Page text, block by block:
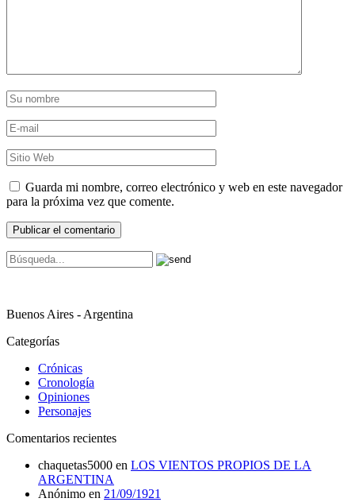
Guarda mi nombre, correo electrónico y web en este navegador
para la próxima vez que comente.
Buenos Aires - Argentina
Categorías
Crónicas
Cronología
Opiniones
Personajes
Comentarios recientes
chaquetas5000 en LOS VIENTOS PROPIOS DE LA
ARGENTINA
Anónimo en 21/09/1921